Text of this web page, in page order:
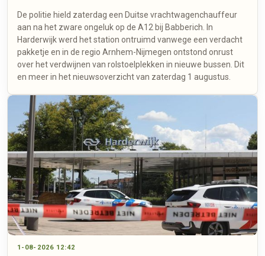
De politie hield zaterdag een Duitse vrachtwagenchauffeur
aan na het zware ongeluk op de A12 bij Babberich. In
Harderwijk werd het station ontruimd vanwege een verdacht
pakketje en in de regio Arnhem-Nijmegen ontstond onrust
over het verdwijnen van rolstoelplekken in nieuwe bussen. Dit
en meer in het nieuwsoverzicht van zaterdag 1 augustus.
1-08-2026 12:42